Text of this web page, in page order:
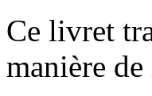
Ce livret
manière